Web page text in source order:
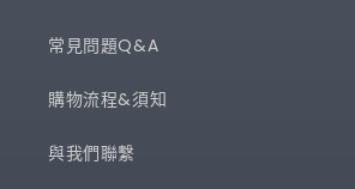
常見問題Q&A
購物流程&須知
與我們聯繫